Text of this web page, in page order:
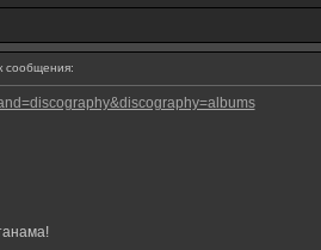
сообщения: